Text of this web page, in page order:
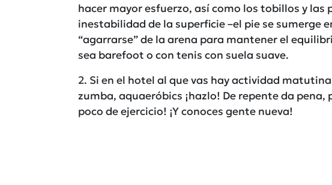
hacer mayor esfuerzo, así como los tobillos y las
inestabilidad de la superficie –el pie se sumerge
“agarrarse” de la arena para mantener el
sea barefoot o con tenis con suela suave.
2. Si en el hotel al que vas hay actividad
zumba, aquaeróbics ¡hazlo! De repente da pena,
poco de ejercicio! ¡Y conoces gente nueva!